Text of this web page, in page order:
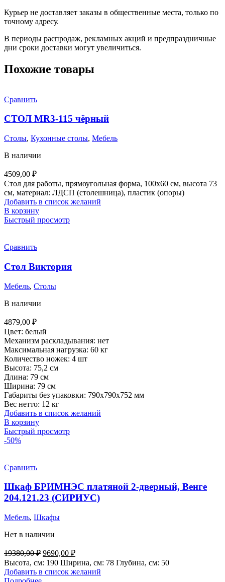
Курьер не доставляет заказы в общественные места, только по
точному адресу.
В периоды распродаж, рекламных акций и предпраздничные
дни сроки доставки могут увеличиться.
Похожие товары
Сравнить
СТОЛ MR3-115 чёрный
Столы, Кухонные столы, Мебель
В наличии
4509,00 ₽
Стол для работы, прямоугольная форма, 100x60 см, высота 73
см, материал: ЛДСП (столешница), пластик (опоры)
Добавить в список желаний
В корзину
Быстрый просмотр
Сравнить
Стол Виктория
Мебель, Столы
В наличии
4879,00 ₽
Цвет: белый
Механизм раскладывания: нет
Максимальная нагрузка: 60 кг
Количество ножек: 4 шт
Высота: 75,2 см
Длина: 79 см
Ширина: 79 см
Габариты без упаковки: 790х790х752 мм
Вес нетто: 12 кг
Добавить в список желаний
В корзину
Быстрый просмотр
-50%
Сравнить
Шкаф БРИМНЭС платяной 2-дверный, Венге
204.121.23 (СИРИУС)
Мебель, Шкафы
Нет в наличии
19380,00₽ Первоначальная
цена
составляла
9690,00 ₽Текущая
цена:
9690,00 ₽.
Высота, см: 190 Ширина, см: 78 Глубина, см: 50
Добавить в список желаний